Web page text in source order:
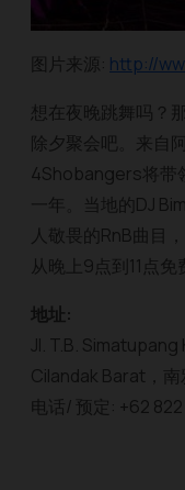
图片来源: http://
想在夜晚跳舞吗？
除夕聚会吧。来自
4Shobangers将带
一年。当地的DJ
人敬畏的RnB曲目
从晚上9点到11点免
地址:
Jl. T.B. Simatupang
Cilandak Barat，
电话/ 预定: +62 822